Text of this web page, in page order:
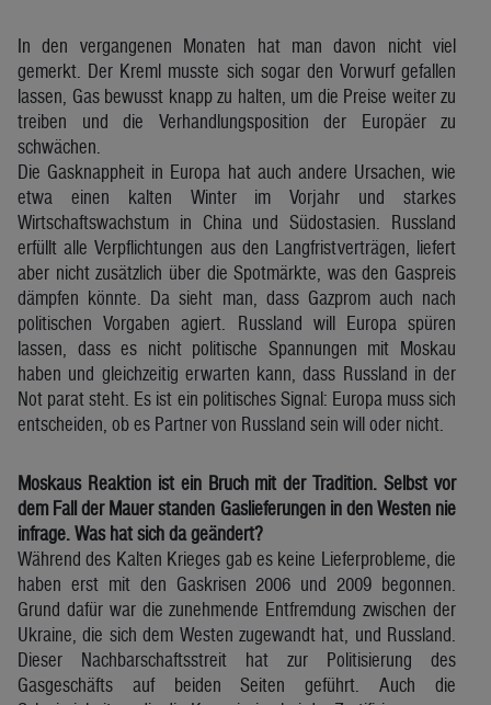
In den vergangenen Monaten hat man davon nicht viel
gemerkt. Der Kreml musste sich sogar den Vorwurf gefallen
lassen, Gas bewusst knapp zu halten, um die Preise weiter zu
treiben und die Verhandlungsposition der Europäer zu
schwächen.
Die Gasknappheit in Europa hat auch andere Ursachen, wie
etwa einen kalten Winter im Vorjahr und starkes
Wirtschaftswachstum in China und Südostasien. Russland
erfüllt alle Verpflichtungen aus den Langfristverträgen, liefert
aber nicht zusätzlich über die Spotmärkte, was den Gaspreis
dämpfen könnte. Da sieht man, dass Gazprom auch nach
politischen Vorgaben agiert. Russland will Europa spüren
lassen, dass es nicht politische Spannungen mit Moskau
haben und gleichzeitig erwarten kann, dass Russland in der
Not parat steht. Es ist ein politisches Signal: Europa muss sich
entscheiden, ob es Partner von Russland sein will oder nicht.
Moskaus Reaktion ist ein Bruch mit der Tradition. Selbst vor
dem Fall der Mauer standen Gaslieferungen in den Westen nie
infrage. Was hat sich da geändert?
Während des Kalten Krieges gab es keine Lieferprobleme, die
haben erst mit den Gaskrisen 2006 und 2009 begonnen.
Grund dafür war die zunehmende Entfremdung zwischen der
Ukraine, die sich dem Westen zugewandt hat, und Russland.
Dieser Nachbarschaftsstreit hat zur Politisierung des
Gasgeschäfts auf beiden Seiten geführt. Auch die